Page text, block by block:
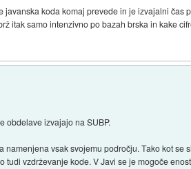
javanska koda komaj prevede in je izvajalni čas
itak samo intenzivno po bazah brska in kake
obdelave izvajajo na SUBP.
namenjena vsak svojemu področju. Tako kot
tudi vzdrževanje kode. V Javi se je mogoče